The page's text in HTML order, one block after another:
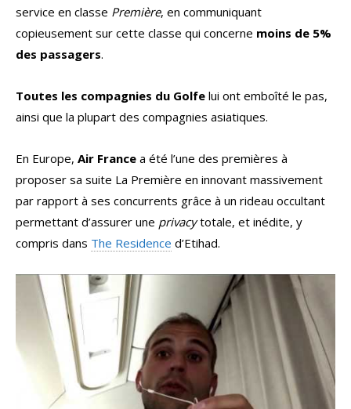
service en classe Première, en communiquant
copieusement sur cette classe qui concerne moins de 5%
des passagers.
Toutes les compagnies du Golfe lui ont emboîté le pas,
ainsi que la plupart des compagnies asiatiques.
En Europe, Air France a été l’une des premières à
proposer sa suite La Première en innovant massivement
par rapport à ses concurrents grâce à un rideau occultant
permettant d’assurer une privacytotale, et inédite, y
compris dans The Residence d’Etihad.